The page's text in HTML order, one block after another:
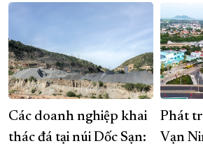
Các doanh nghiệp khai
thác đá tại núi Dốc Sạn:
Phát
Vạn